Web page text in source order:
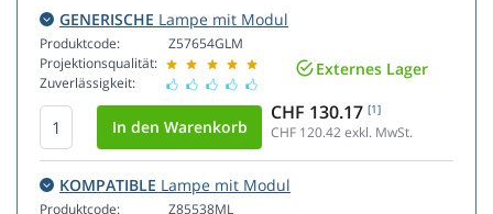
GENERISCHE Lampe mit Modul
Produktcode:
Projektionsqualität:
Zuverlässigkeit:
Z57654GLM
Externes Lager
CHF 130.17 [1]
CHF 120.42exkl. MwSt.
KOMPATIBLE Lampe mit Modul
Produktcode:
Z85538ML